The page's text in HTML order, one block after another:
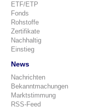
ETF/ETP
Fonds
Rohstoffe
Zertifikate
Nachhaltig
Einstieg
News
Nachrichten
Bekanntmachungen
Marktstimmung
RSS-Feed